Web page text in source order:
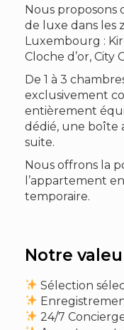
Nous proposons
de luxe dans les
Luxembourg :
Cloche d’or, City
De 1 à 3
exclusivement
entièrement
dédié, une boîte
suite.
Nous offrons la
l’appartement
temporaire.
Notre
Sélection
24/7